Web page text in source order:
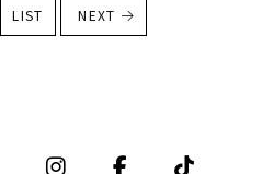
LIST NEXT